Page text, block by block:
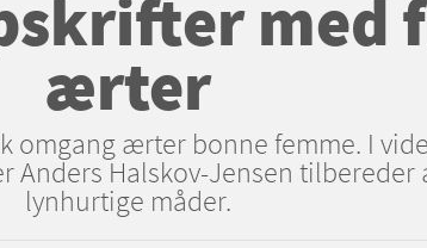
med
ærter
omgang ærter bonne femme. I
Anders Halskov-Jensen
lynhurtige måder.